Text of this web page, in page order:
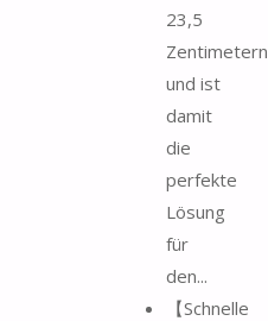
23,5
Zentimetern
und ist
damit
die
perfekte
Lösung
für
den...
【Schnelle